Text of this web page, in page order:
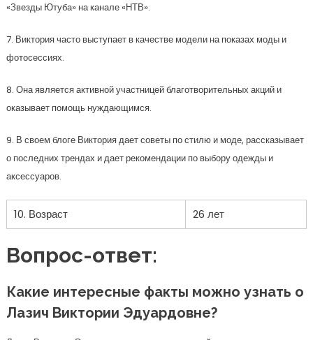
«Звезды Ютуба» на канале «НТВ».
7. Виктория часто выступает в качестве модели на показах моды и
фотосессиях.
8. Она является активной участницей благотворительных акций и
оказывает помощь нуждающимся.
9. В своем блоге Виктория дает советы по стилю и моде, рассказывает
о последних трендах и дает рекомендации по выбору одежды и
аксессуаров.
10. Возраст 26 лет
Вопрос-ответ:
Какие интересные факты можно узнать о
Лазич Виктории Эдуардовне?